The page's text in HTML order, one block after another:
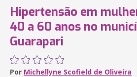
Hipertensão em
40 a 60 anos no
Guarapari
Por Michellyne Scofield de Oliveira